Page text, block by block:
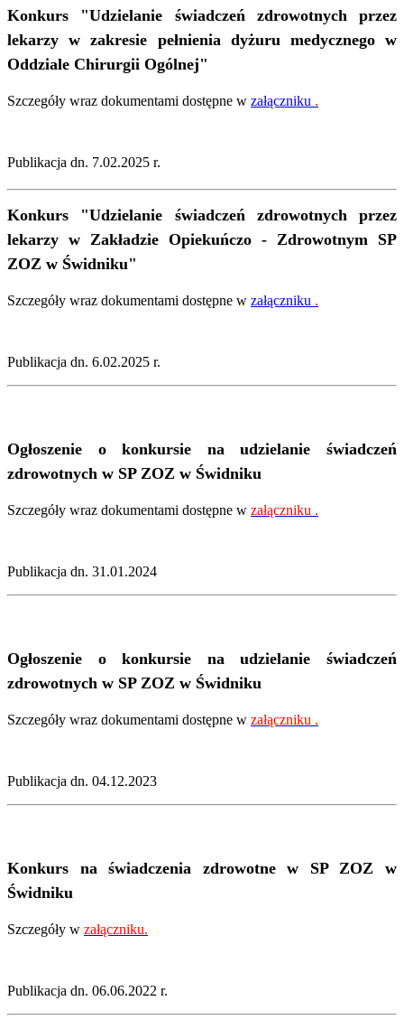
Konkurs "Udzielanie świadczeń zdrowotnych przez
lekarzy w zakresie pełnienia dyżuru medycznego w
Oddziale Chirurgii Ogólnej"
Szczegóły wraz dokumentami dostępne w załączniku .
Publikacja dn. 7.02.2025 r.
Konkurs "Udzielanie świadczeń zdrowotnych przez
lekarzy w Zakładzie Opiekuńczo - Zdrowotnym SP
ZOZ w Świdniku"
Szczegóły wraz dokumentami dostępne w załączniku .
Publikacja dn. 6.02.2025 r.
Ogłoszenie o konkursie na udzielanie świadczeń
zdrowotnych w SP ZOZ w Świdniku
Szczegóły wraz dokumentami dostępne w załączniku .
Publikacja dn. 31.01.2024
Ogłoszenie o konkursie na udzielanie świadczeń
zdrowotnych w SP ZOZ w Świdniku
Szczegóły wraz dokumentami dostępne w załączniku .
Publikacja dn. 04.12.2023
Konkurs na świadczenia zdrowotne w SP ZOZ w
Świdniku
Szczegóły w załączniku.
Publikacja dn. 06.06.2022 r.